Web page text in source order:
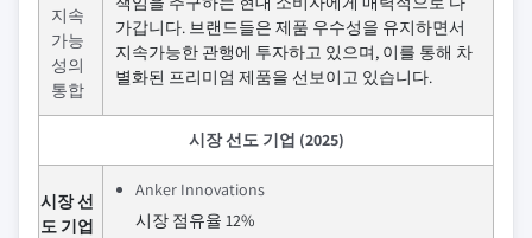
지속
가능
성의
통합
가갑니다. 브랜드들은 제품 우수성을 유지하면서
지속가능한 관행에 투자하고 있으며, 이를 통해 차
별화된 프리미엄 제품을 선보이고 있습니다.
시장 선도 기업 (2025)
시장 선
도 기업
Anker Innovations
시장 점유율 12%